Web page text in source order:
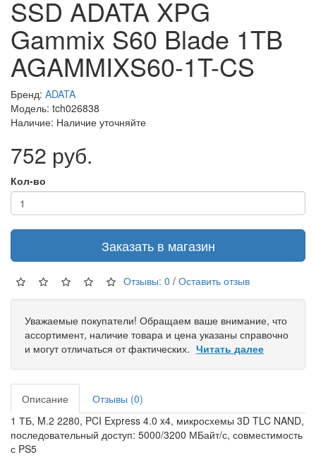
SSD ADATA XPG
Gammix S60 Blade 1TB
AGAMMIXS60-1T-CS
Бренд: ADATA
Модель: tch026838
Наличие: Наличие уточняйте
752 руб.
Кол-во
Заказать в магазин
Отзывы: 0 / Оставить отзыв
Уважаемые покупатели! Обращаем ваше внимание, что
ассортимент, наличие товара и цена указаны справочно
и могут отличаться от фактических. Читать далее
Описание
Отзывы (0)
1 ТБ, M.2 2280, PCI Express 4.0 x4, микросхемы 3D TLC NAND,
последовательный доступ: 5000/3200 МБайт/с, совместимость
с PS5